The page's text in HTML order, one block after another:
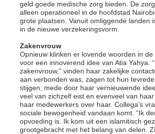
geld goede medische zorg bieden. De
alleen operationeel in de hoofdstad
grote plaatsen. Vanuit omliggende landen
in de nieuwe verzekeringsvorm.
Zakenvrouw
Opnieuw klinken er lovende woorden in
voor een innoverend idee van Atia Yahya.
zakenvrouw," vinden haar zakelijke
aan verbonden was, zagen tot hun
stijgen, mede door haar vernieuwende
veel van zichzelf eist en evenveel van
haar medewerkers over haar. Collega’s
sociale bewogenheid vandaan komt. “Ik
opvoeding is. Ik kom uit een islamitisch
grootgebracht met het belang van delen.